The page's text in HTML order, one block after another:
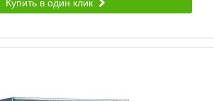
Купить в один клик